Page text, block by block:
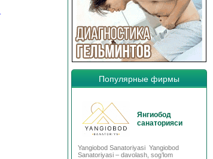
Популярные фирмы
Янгиобод
санаторияси
Yangiobod Sanatoriyasi Yangiobod
Sanatoriyasi – davolash, sog’lom